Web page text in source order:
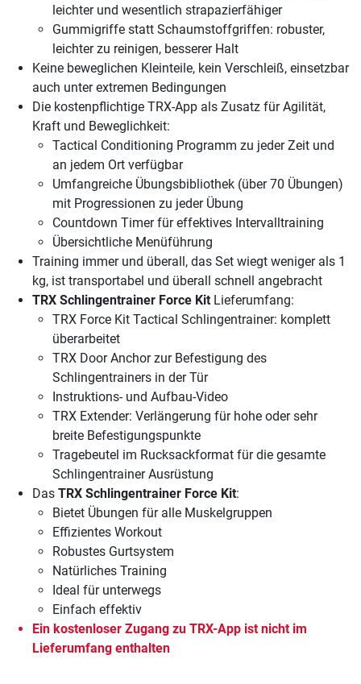
leichter und wesentlich strapazierfähiger
Gummigriffe statt Schaumstoffgriffen: robuster,
leichter zu reinigen, besserer Halt
Keine beweglichen Kleinteile, kein Verschleiß, einsetzbar
auch unter extremen Bedingungen
Die kostenpflichtige TRX-App als Zusatz für Agilität,
Kraft und Beweglichkeit:
Tactical Conditioning Programm zu jeder Zeit und
an jedem Ort verfügbar
Umfangreiche Übungsbibliothek (über 70 Übungen)
mit Progressionen zu jeder Übung
Countdown Timer für effektives Intervalltraining
Übersichtliche Menüführung
Training immer und überall, das Set wiegt weniger als 1
kg, ist transportabel und überall schnell angebracht
TRX Schlingentrainer Force Kit Lieferumfang:
TRX Force Kit Tactical Schlingentrainer: komplett
überarbeitet
TRX Door Anchor zur Befestigung des
Schlingentrainers in der Tür
Instruktions- und Aufbau-Video
TRX Extender: Verlängerung für hohe oder sehr
breite Befestigungspunkte
Tragebeutel im Rucksackformat für die gesamte
Schlingentrainer Ausrüstung
Das TRX Schlingentrainer Force Kit:
Bietet Übungen für alle Muskelgruppen
Effizientes Workout
Robustes Gurtsystem
Natürliches Training
Ideal für unterwegs
Einfach effektiv
Ein kostenloser Zugang zu TRX-App ist nicht im
Lieferumfang enthalten